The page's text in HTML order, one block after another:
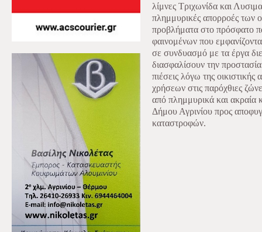
λίμνες Τριχωνίδα και
πλημμυρικές απορροές των
προβλήματα στο πρόσφατο
φαινομένων που
σε συνδυασμό με τα έργα
διασφαλίσουν την
πιέσεις λόγω της
χρήσεων στις παρόχθιες
από πλημμυρικά και ακραία
Δήμου Αγρινίου προς
καταστροφών.